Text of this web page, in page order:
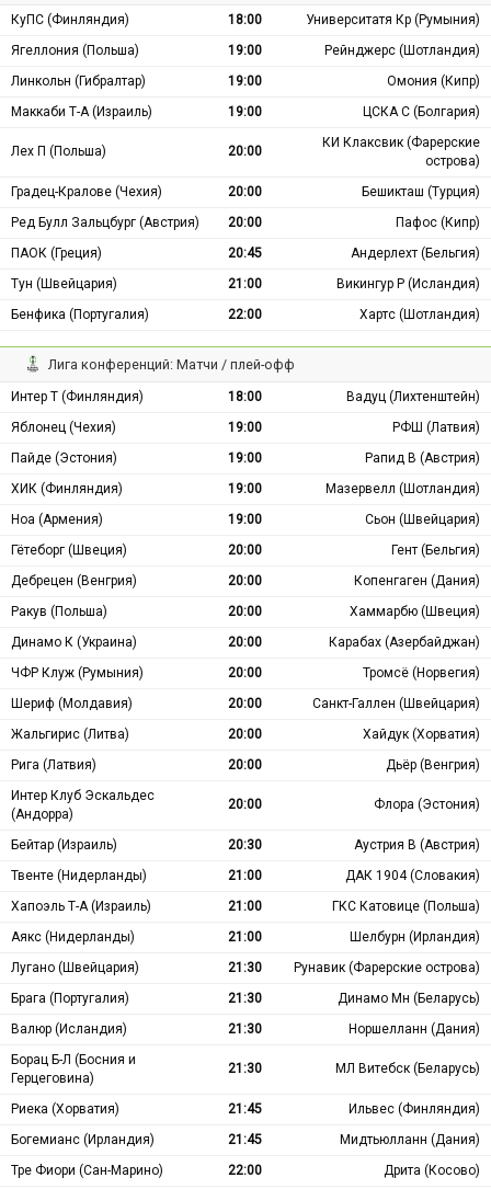
КуПС (Финляндия) 18:00
Университатя Кр (Румыния)
Ягеллония (Польша)
19:00
Рейнджерс (Шотландия)
Линкольн (Гибралтар)
19:00
Омония (Кипр)
Маккаби Т-А (Израиль)
19:00 ЦСКА С (Болгария)
Лех П (Польша) 20:00
КИ Клаксвик (Фарерские
острова)
Градец-Кралове (Чехия)
20:00
Бешикташ (Турция)
Ред Булл Зальцбург (Австрия)
20:00
Пафос (Кипр)
ПАОК (Греция)
20:45
Андерлехт (Бельгия)
Тун (Швейцария)
21:00
Викингур Р (Исландия)
Бенфика (Португалия)
22:00 Хартс (Шотландия)
Лига конференций: Матчи / плей-офф
Интер Т (Финляндия) 18:00
Вадуц (Лихтенштейн)
Яблонец (Чехия)
19:00
РФШ (Латвия)
Пайде (Эстония)
19:00
Рапид В (Австрия)
ХИК (Финляндия)
19:00
Мазервелл (Шотландия)
Ноа (Армения)
19:00
Сьон (Швейцария)
Гётеборг (Швеция)
20:00
Гент (Бельгия)
Дебрецен (Венгрия)
20:00
Копенгаген (Дания)
Ракув (Польша)
20:00
Хаммарбю (Швеция)
Динамо К (Украина)
20:00
Карабах (Азербайджан)
ЧФР Клуж (Румыния)
20:00
Тромсё (Норвегия)
Шериф (Молдавия)
20:00
Санкт-Галлен (Швейцария)
Жальгирис (Литва)
20:00
Хайдук (Хорватия)
Рига (Латвия)
20:00
Дьёр (Венгрия)
Интер Клуб Эскальдес
(Андорра)
20:00 Флора (Эстония)
Бейтар (Израиль) 20:30
Аустрия В (Австрия)
Твенте (Нидерланды)
21:00
ДАК 1904 (Словакия)
Хапоэль Т-А (Израиль)
21:00
ГКС Катовице (Польша)
Аякс (Нидерланды)
21:00
Шелбурн (Ирландия)
Лугано (Швейцария)
21:30
Рунавик (Фарерские острова)
Брага (Португалия)
21:30
Динамо Мн (Беларусь)
Валюр (Исландия)
21:30
Норшелланн (Дания)
Борац Б-Л (Босния и
Герцеговина)
21:30 МЛ Витебск (Беларусь)
Риека (Хорватия) 21:45
Ильвес (Финляндия)
Богемианс (Ирландия)
21:45
Мидтьюлланн (Дания)
Тре Фиори (Сан-Марино)
22:00
Дрита (Косово)